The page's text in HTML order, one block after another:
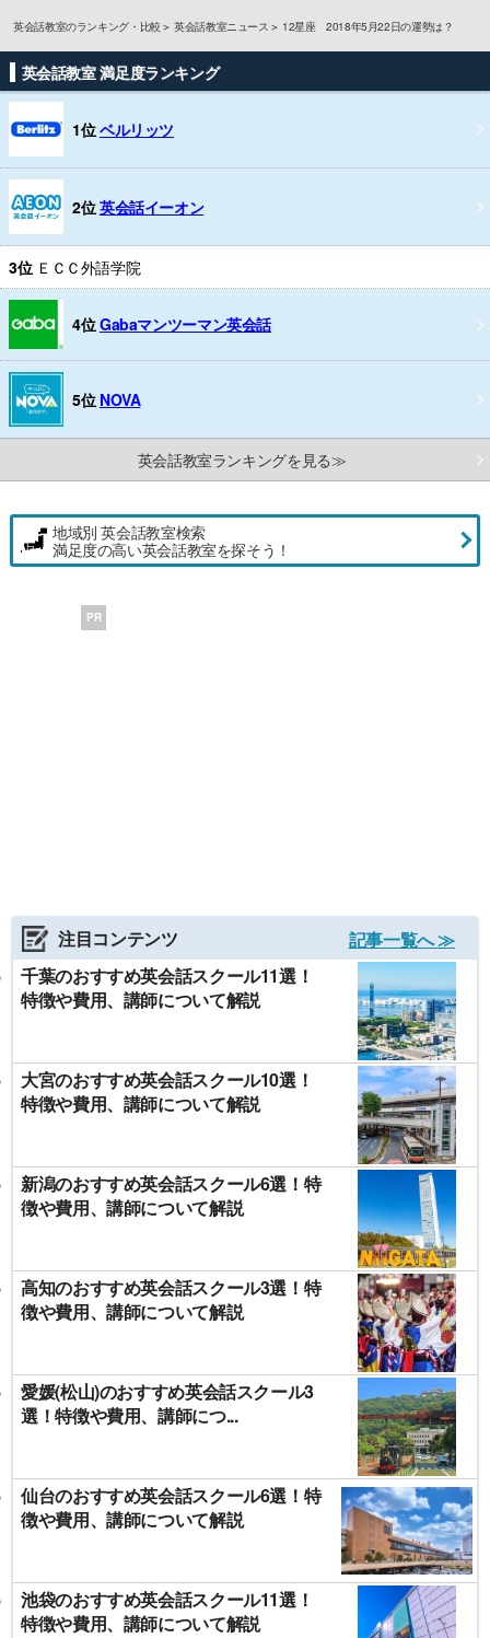
英会話教室のランキング・比較 英会話教室ニュース 12星座 2018年5月22日の運勢は？
英会話教室 満足度ランキング
1位ベルリッツ
2位英会話イーオン
3位 ＥＣＣ外語学院
4位Gabaマンツーマン英会話
5位 NOVA
英会話教室ランキングを見る≫
地域別 英会話教室検索
満足度の高い英会話教室を探そう！
PR
注目コンテンツ
記事一覧へ ≫
千葉のおすすめ英会話スクール11選！
特徴や費用、講師について解説
大宮のおすすめ英会話スクール10選！
特徴や費用、講師について解説
新潟のおすすめ英会話スクール6選！特
徴や費用、講師について解説
高知のおすすめ英会話スクール3選！特
徴や費用、講師について解説
愛媛(松山)のおすすめ英会話スクール3
選！特徴や費用、講師につ...
仙台のおすすめ英会話スクール6選！特
徴や費用、講師について解説
池袋のおすすめ英会話スクール11選！
特徴や費用、講師について解説